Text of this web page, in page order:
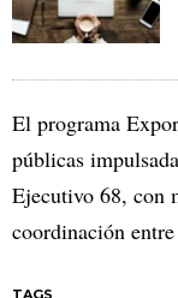
El programa
públicas
Ejecutivo 68, con
coordinación
TAGS